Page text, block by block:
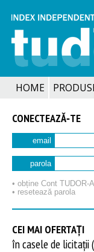
HOME
CONECTEAZĂ‑TE
email
parola
• obține Cont
• resetează parola
CEI MAI OFERTAȚI
în casele de licitații